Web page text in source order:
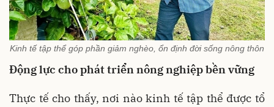
Kinh tế tập thể góp phần giảm nghèo, ổn định đời sống nông thôn
Động lực cho phát triển nông nghiệp bền vững
Thực tế cho thấy, nơi nào kinh tế tập thể được tổ